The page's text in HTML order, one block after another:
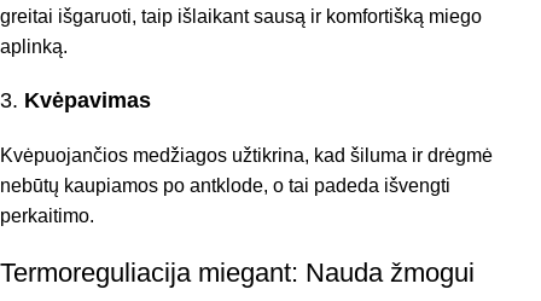
greitai išgaruoti, taip išlaikant sausą ir komfortišką miego
aplinką.
3. Kvėpavimas
Kvėpuojančios medžiagos užtikrina, kad šiluma ir drėgmė
nebūtų kaupiamos po antklode, o tai padeda išvengti
perkaitimo.
Termoreguliacija miegant: Nauda žmogui